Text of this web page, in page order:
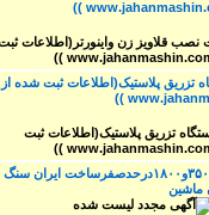
پلاستیک(اطلاعات ثبت شده از
فروش دودستگاه درام سپراتور باقوس ۳۵۰۰و۱۸۰۰درحدصفرساخت ایران سنگ